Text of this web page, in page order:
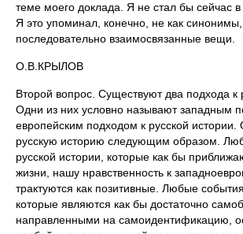
теме моего доклада. Я не стал бы сейчас в
Я это упоминал, конечно, не как синонимы,
последовательно взаимосвязанные вещи.
О.В.КРЫЛОВ
Второй вопрос. Существуют два подхода к
Одни из них условно называют западным
европейским подходом к русской истории.
русскую историю следующим образом.
русской истории, которые как бы
жизни, нашу нравственность к
трактуются как позитивные. Любые
которые являются как бы достаточно
направленными на самоидентификацию,